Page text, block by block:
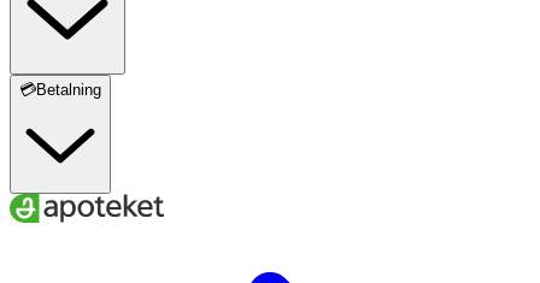
💳Betalning